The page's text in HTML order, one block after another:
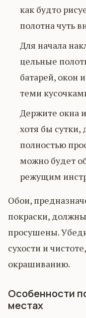
как будто
полотна чуть
Для начала
цельные
батарей, окон
теми
Держите окна
хотя бы сутки,
полностью
можно будет
режущим
Обои,
покраски,
просушены.
сухости и
окрашиванию.
Особенности
местах